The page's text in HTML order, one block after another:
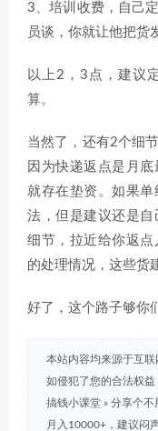
3、培训收费，自己
员谈，你就让他把货
以上2，3点，建议
算。
当然了，还有2个细
因为快递返点是月
就存在垫资。如果
法，但是建议还是
细节，拉近给你返
的处理情况，这些货
好了，这个路子够你
本站内容均来源于互联
如侵犯了您的合法权
搞钱小课堂 » 分享个不
月入10000+，建议闷